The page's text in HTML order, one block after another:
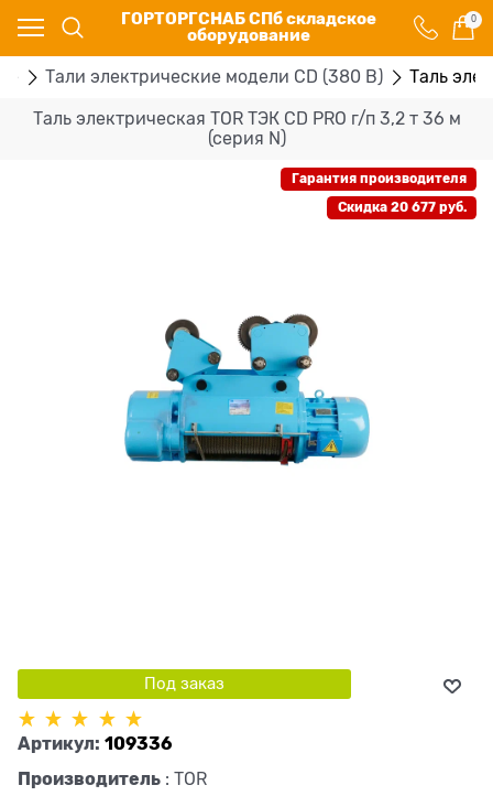
ГОРТОРГСНАБ СПб складское
оборудование
0
Тали электрические модели CD (380 В) Таль
Таль электрическая TOR ТЭК CD PRO г/п 3,2 т 36 м
(серия N)
Гарантия производителя
Скидка 20 677 руб.
Под заказ
Артикул: 109336
Производитель : TOR